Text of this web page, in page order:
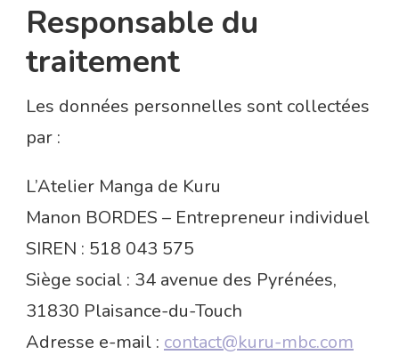
Responsable du
traitement
Les données personnelles sont collectées
par :
L’Atelier Manga de Kuru
Manon BORDES – Entrepreneur individuel
SIREN : 518 043 575
Siège social : 34 avenue des Pyrénées,
31830 Plaisance-du-Touch
Adresse e-mail : contact@kuru-mbc.com